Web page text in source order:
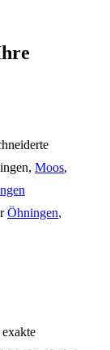
Moos,
Öhningen,